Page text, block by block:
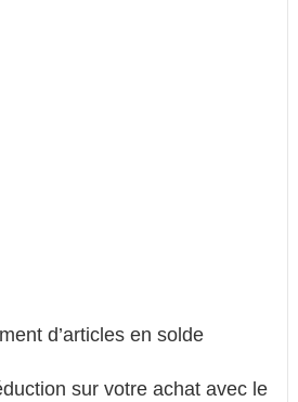
d’articles en solde
sur votre achat avec le